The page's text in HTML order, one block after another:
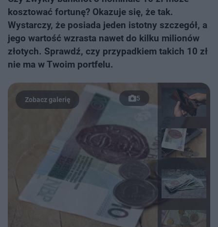
kosztować fortunę? Okazuje się, że tak.
Wystarczy, że posiada jeden istotny szczegół, a
jego wartość wzrasta nawet do kilku milionów
złotych. Sprawdź, czy przypadkiem takich 10 zł
nie ma w Twoim portfelu.
5